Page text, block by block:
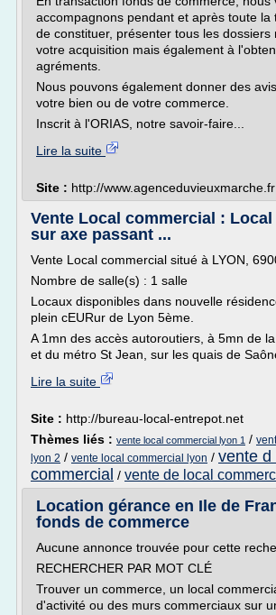
accompagnons pendant et après toute la
de constituer, présenter tous les dossiers
votre acquisition mais également à
agréments.
Nous pouvons également donner des
votre bien ou de votre commerce.
Inscrit à l'ORIAS, notre savoir-faire...
Lire la suite
Site : http://www.agenceduvieuxmarche.fr
Vente Local commercial :
sur axe passant ...
Vente Local commercial situé à LYON,
Nombre de salle(s) : 1 salle
Locaux disponibles dans nouvelle
plein cEURur de Lyon 5ème.
A 1mn des accès autoroutiers, à 5mn de
et du métro St Jean, sur les quais de
Lire la suite
Site : http://bureau-local-entrepot.net
Thèmes liés : vente local commercial lyon 1 /
lyon 2 / vente local commercial lyon / vente d
commercial / vente de local
Location gérance en Ile de
fonds de commerce
Aucune annonce trouvée pour cette
RECHERCHER PAR MOT CLÉ
Trouver un commerce, un local
d'activité ou des murs commerciaux sur